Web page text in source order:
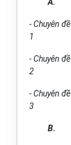
- Chuyên đề
1
- Chuyên đề
2
- Chuyên đề
3
B.